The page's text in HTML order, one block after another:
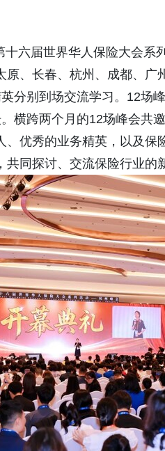
届世界华人保险大会系
原、长春、杭州、成都、
分别到场交流学习。12场
横跨两个月的12场峰会共
、优秀的业务精英，以及
同探讨、交流保险行业的